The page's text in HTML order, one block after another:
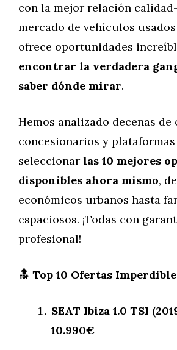
con la mejor relación
mercado de vehículos
ofrece oportunidades
encontrar la verdadera
saber dónde mirar.
Hemos analizado decenas de
concesionarios y plataformas
seleccionar las 10 mejores
disponibles ahora mismo,
económicos urbanos hasta
espaciosos. ¡Todas con
profesional!
🔝 Top 10 Ofertas
SEAT Ibiza 1.0 TSI
10.990€